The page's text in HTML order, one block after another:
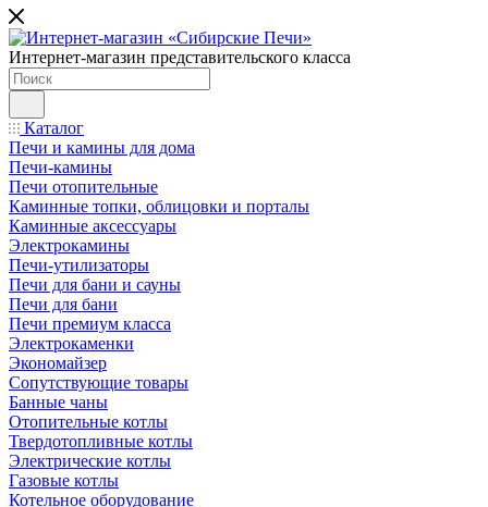
Интернет-магазин представительского класса
Каталог
Печи и камины для дома
Печи-камины
Печи отопительные
Каминные топки, облицовки и порталы
Каминные аксессуары
Электрокамины
Печи-утилизаторы
Печи для бани и сауны
Печи для бани
Печи премиум класса
Электрокаменки
Экономайзер
Сопутствующие товары
Банные чаны
Отопительные котлы
Твердотопливные котлы
Электрические котлы
Газовые котлы
Котельное оборудование